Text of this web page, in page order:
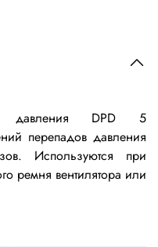
давления DPD 5
перепадов давления
Используются при
ремня вентилятора или